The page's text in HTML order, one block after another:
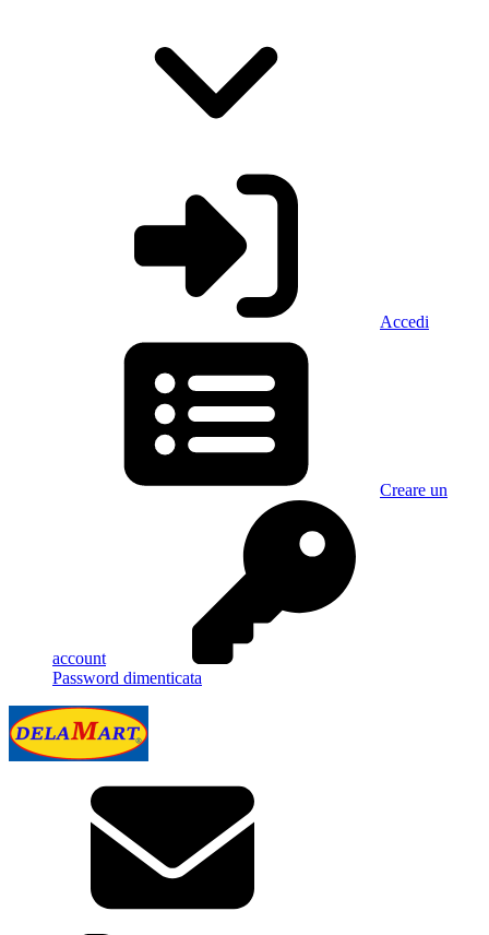
Accedi
Creare un
account
Password dimenticata